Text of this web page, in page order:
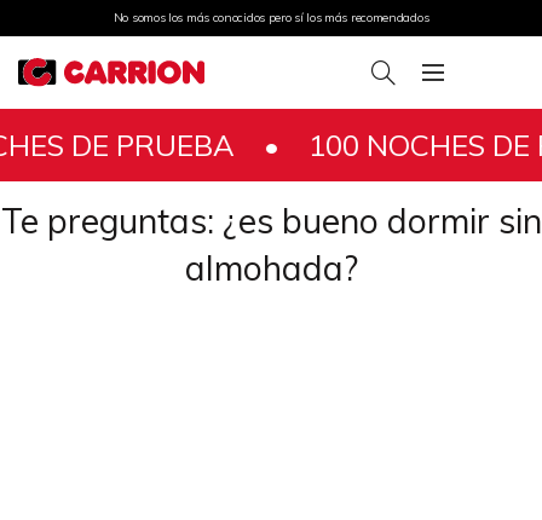
No somos los más conocidos pero sí los más recomendados
PRUEBA •100 NOCHES DE
Te preguntas: ¿es bueno dormir sin
almohada?